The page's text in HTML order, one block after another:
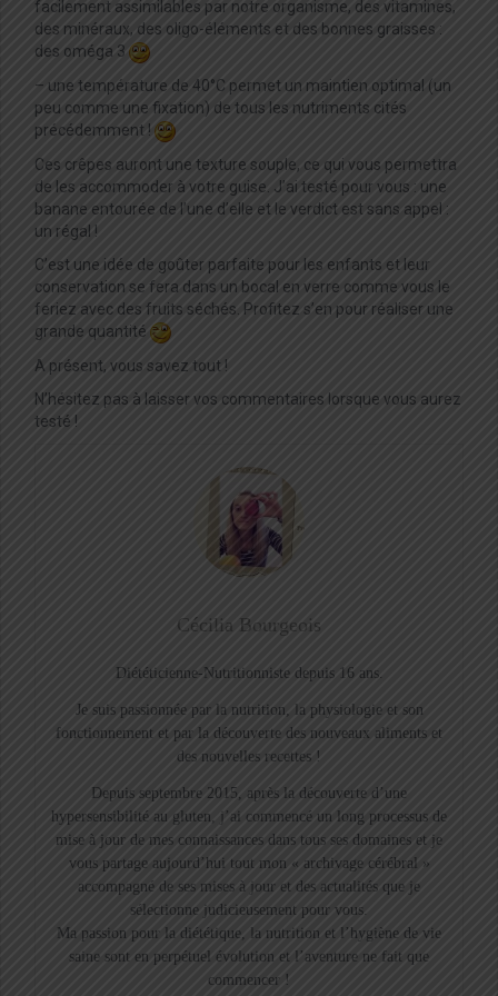
facilement assimilables par notre organisme, des vitamines,
des minéraux, des oligo-éléments et des bonnes graisses :
des oméga 3
– une température de 40°C permet un maintien optimal (un
peu comme une fixation) de tous les nutriments cités
précédemment !
Ces crêpes auront une texture souple, ce qui vous permettra
de les accommoder à votre guise. J’ai testé pour vous : une
banane entourée de l’une d’elle et le verdict est sans appel :
un régal !
C’est une idée de goûter parfaite pour les enfants et leur
conservation se fera dans un bocal en verre comme vous le
feriez avec des fruits séchés. Profitez s’en pour réaliser une
grande quantité
A présent, vous savez tout !
N’hésitez pas à laisser vos commentaires lorsque vous aurez
testé !
Cécilia Bourgeois
Diététicienne-Nutritionniste depuis 16 ans.
Je suis passionnée par la nutrition, la physiologie et son
fonctionnement et par la découverte des nouveaux aliments et
des nouvelles recettes !
Depuis septembre 2015, après la découverte d’une
hypersensibilité au gluten, j’ai commencé un long processus de
mise à jour de mes connaissances dans tous ses domaines et je
vous partage aujourd’hui tout mon « archivage cérébral »
accompagné de ses mises à jour et des actualités que je
sélectionne judicieusement pour vous.
Ma passion pour la diététique, la nutrition et l’hygiène de vie
saine sont en perpétuel évolution et l’aventure ne fait que
commencer !